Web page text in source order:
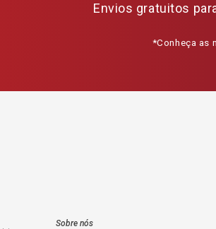
Envios gratuitos
*Conheça as
Sobre nós